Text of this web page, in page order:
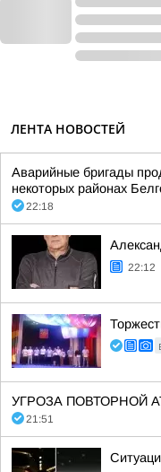
ЛЕНТА НОВОСТЕЙ
Аварийные бригады
некоторых районах
22:18
22:12
УГРОЗА ПОВТОРНОЙ
21:51